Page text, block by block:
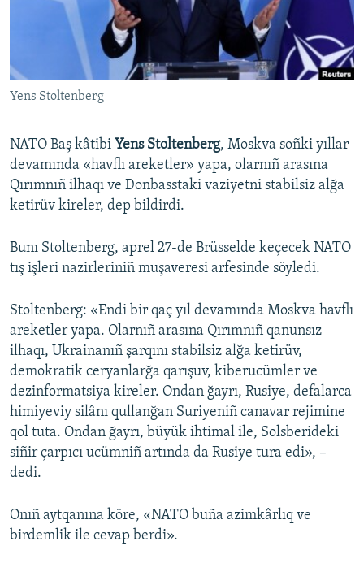
Українською
QOŞULIÑIZ!
RFE/RS bütün saytları
Yens Stoltenberg
NATO Baş kâtibi Yens Stoltenberg, Moskva soñki yıllar
devamında «havflı areketler» yapa, olarnıñ arasına
Qırımnıñ ilhaqı ve Donbasstaki vaziyetni stabilsiz alğa
ketirüv kireler, dep bildirdi.
Bunı Stoltenberg, aprel 27-de Brüsselde keçecek NATO
tış işleri nazirleriniñ muşaveresi arfesinde söyledi.
Stoltenberg: «Endi bir qaç yıl devamında Moskva havflı
areketler yapa. Olarnıñ arasına Qırımnıñ qanunsız
ilhaqı, Ukrainanıñ şarqını stabilsiz alğa ketirüv,
demokratik ceryanlarğa qarışuv, kiberucümler ve
dezinformatsiya kireler. Ondan ğayrı, Rusiye, defalarca
himiyeviy silânı qullanğan Suriyeniñ canavar rejimine
qol tuta. Ondan ğayrı, büyük ihtimal ile, Solsberideki
siñir çarpıcı ucümniñ artında da Rusiye tura edi», –
dedi.
Onıñ aytqanına köre, «NATO buña azimkârlıq ve
birdemlik ile cevap berdi».